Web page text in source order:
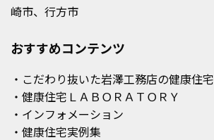
崎市、行方市
おすすめコンテンツ
・こだわり抜いた岩澤工務店の健康住宅
・健康住宅ＬＡＢＯＲＡＴＯＲＹ
・インフォメーション
・健康住宅実例集